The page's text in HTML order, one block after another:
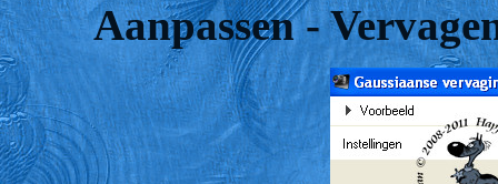
Aanpassen -